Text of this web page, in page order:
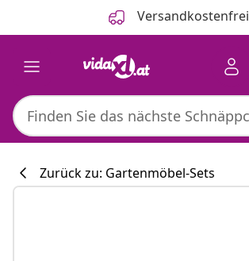
Versandkostenfrei
Zurück zu: Gartenmöbel-Sets